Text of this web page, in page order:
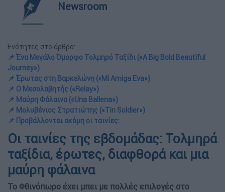
Newsroom
Ενότητες στο άρθρο:
📌 Ένα Μεγάλο Όμορφο Τολμηρό Ταξίδι («A Big Bold Beautiful
Journey»)
📌 Έρωτας στη Βαρκελώνη («Mi Amiga Eva»)
📌 Ο Μεσολαβητής («Relay»)
📌 Μαύρη Φάλαινα («Una Ballena»)
📌 Μολυβένιος Στρατιώτης («Tin Soldier»)
📌 Προβάλλονται ακόμη οι ταινίες:
Οι ταινίες της εβδομάδας: Τολμηρά
ταξίδια, έρωτες, διαφθορά και μια
μαύρη φάλαινα
Το Φθινόπωρο έχει μπει με πολλές επιλογές στο